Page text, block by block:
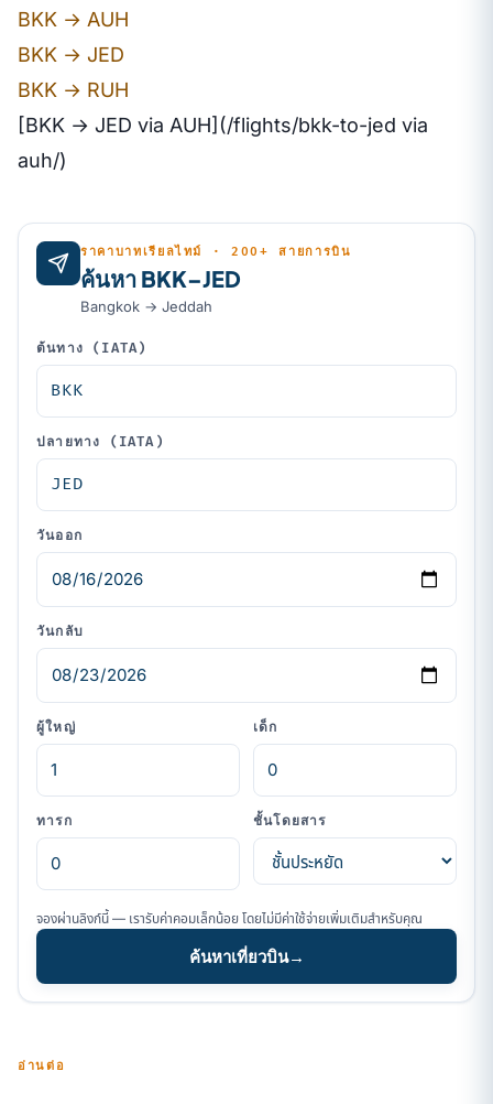
BKK → AUH
BKK → JED
BKK → RUH
[BKK → JED via AUH](/flights/bkk-to-jed via
auh/)
ราคาบาทเรียลไทม์ · 200+ สายการบิน
ค้นหา BKK–JED
Bangkok → Jeddah
ต้นทาง (IATA)
ปลายทาง (IATA)
วันออก
วันกลับ
ผู้ใหญ่ เด็ก
ทารก ชั้นโดยสาร
จองผ่านลิงก์นี้ — เรารับค่าคอมเล็กน้อย โดยไม่มีค่าใช้จ่ายเพิ่มเติมสำหรับคุณ
ค้นหาเที่ยวบิน→
อ่านต่อ